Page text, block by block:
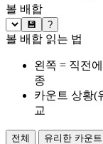
볼 배합
💾 ?
볼 배합 읽는 법
왼쪽 = 직전
종
카운트 상황(
교
전체 유리한 카운트